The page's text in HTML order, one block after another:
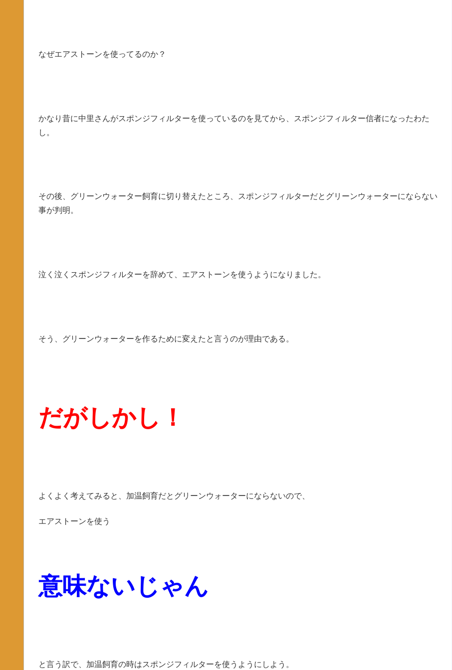
なぜエアストーンを使ってるのか？
かなり昔に中里さんがスポンジフィルターを使っているのを見てから、スポンジフィルター信者になったわた
し。
その後、グリーンウォーター飼育に切り替えたところ、スポンジフィルターだとグリーンウォーターにならない
事が判明。
泣く泣くスポンジフィルターを辞めて、エアストーンを使うようになりました。
そう、グリーンウォーターを作るために変えたと言うのが理由である。
だがしかし！
よくよく考えてみると、加温飼育だとグリーンウォーターにならないので、
エアストーンを使う
意味ないじゃん
と言う訳で、加温飼育の時はスポンジフィルターを使うようにしよう。